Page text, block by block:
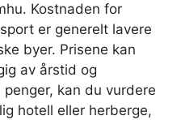
Kostnaden for
er generelt lavere
byer. Prisene kan
av årstid og
kan du vurdere
hotell eller herberge,